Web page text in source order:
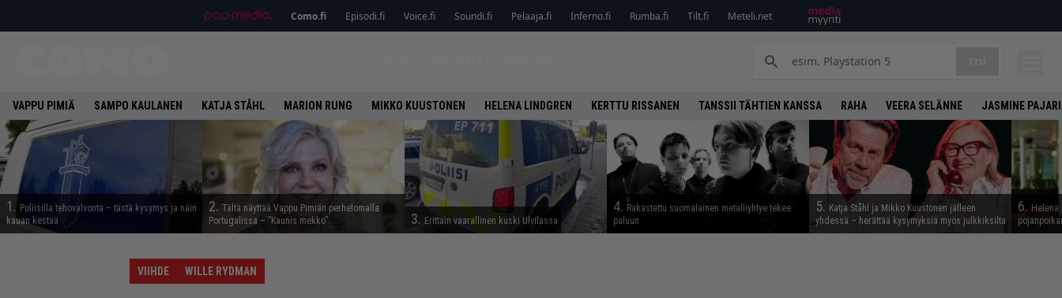
Como.fi Episodi.fi Voice.fi Soundi.fi Pelaaja.fi Inferno.fi Rumba.fi Tilt.fi Meteli.net
VAPPU PIMIÄ SAMPO KAULANEN KATJA STÅHL MARION RUNG MIKKO KUUSTONEN HELENA LINDGREN KERTTU RISSANEN TANSSII TÄHTIEN KANSSA RAHA VEERA SELÄNNE JASMINE PAJARI
1. Poliisilla tehovalvonta – tästä kysymys ja näin
kauan kestää
2. Tältä näyttää Vappu Pimiän perhelomalla
Portugalissa – ”Kaunis mekko”
3. Erittäin vaarallinen kuski Ulvilassa
4. Rakastettu suomalainen metalliyhtye tekee
paluun
5. Katja Ståhl ja Mikko Kuustonen jälleen
yhdessä – herättää kysymyksiä myös julkkiksilta
6.
VIIHDE WILLE RYDMAN